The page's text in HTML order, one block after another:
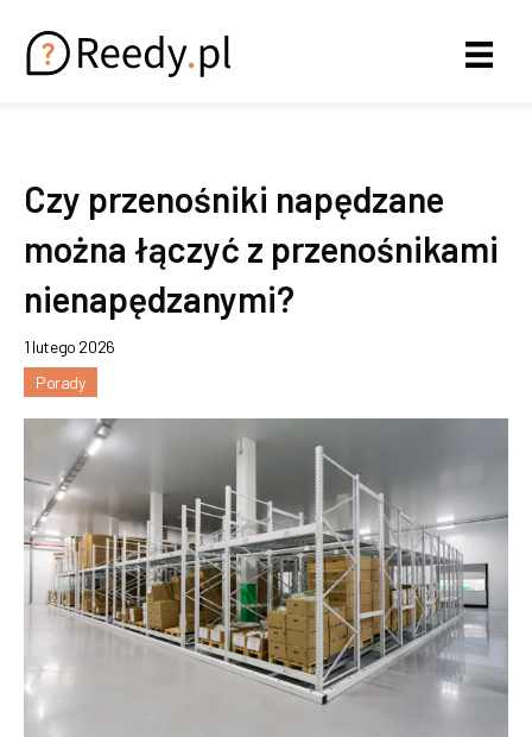
Czy przenośniki napędzane
można łączyć z przenośnikami
nienapędzanymi?
1 lutego 2026
Porady